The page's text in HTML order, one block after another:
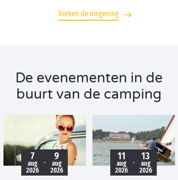
Verken de omgeving
De evenementen in de
buurt van de camping
7
aug
2026
-
9
aug
2026
11
aug
2026
-
13
aug
2026